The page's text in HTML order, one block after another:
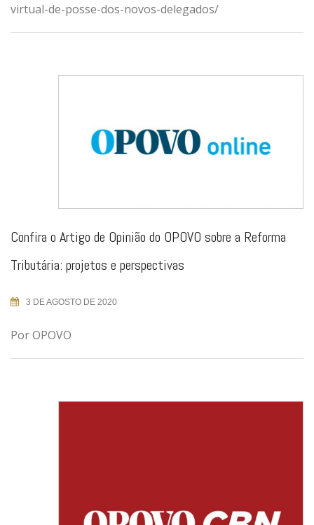
virtual-de-posse-dos-novos-delegados/
Confira o Artigo de Opinião do OPOVO sobre a Reforma
Tributária: projetos e perspectivas
3 DE AGOSTO DE 2020
Por OPOVO